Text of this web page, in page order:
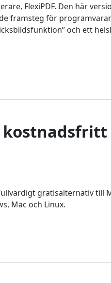
FlexiPDF. Den här
framsteg för
och ett
gratisalternativ till
Mac och Linux.